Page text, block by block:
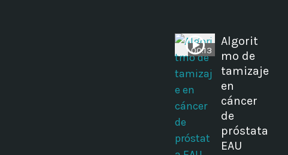
00:13
Algorit
mo de
tamizaje
en
cáncer
de
próstata
EAU